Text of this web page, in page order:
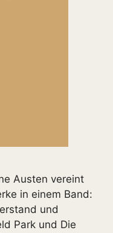
Austen vereint
in einem Band:
und
Park und Die